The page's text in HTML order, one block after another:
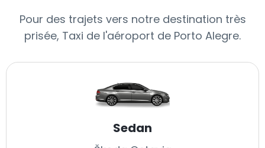
Pour des trajets vers notre destination très
prisée, Taxi de l'aéroport de Porto Alegre.
Sedan